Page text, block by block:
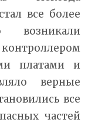
все более
возникали
платами и
верные
все
частей